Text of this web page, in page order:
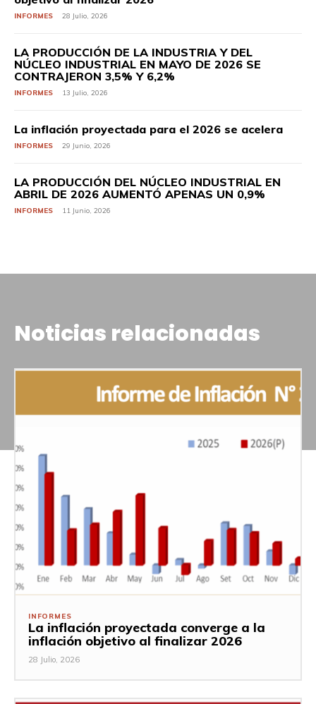
INFORMES 28 Julio, 2026
LA PRODUCCIÓN DE LA INDUSTRIA Y DEL
NÚCLEO INDUSTRIAL EN MAYO DE 2026 SE
CONTRAJERON 3,5% Y 6,2%
INFORMES 13 Julio, 2026
La inflación proyectada para el 2026 se acelera
INFORMES 29 Junio, 2026
LA PRODUCCIÓN DEL NÚCLEO INDUSTRIAL EN
ABRIL DE 2026 AUMENTÓ APENAS UN 0,9%
INFORMES 11 Junio, 2026
Noticias relacionadas
INFORMES
La inflación proyectada converge a la
inflación objetivo al finalizar 2026
28 Julio, 2026